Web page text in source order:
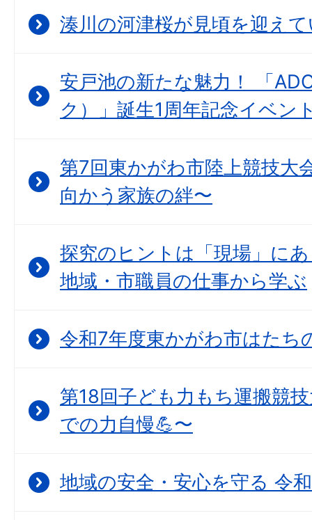
湊川の河津桜が見頃を迎え
安戸池の新たな魅力！ 「
ク）」誕生1周年記念イベン
第7回東かがわ市陸上競技大
向かう家族の絆〜
探究のヒントは「現場」に
地域・市職員の仕事から学ぶ
令和7年度東かがわ市はたち
第18回子ども力もち運搬競
での力自慢💪〜
地域の安全・安心を守る 令